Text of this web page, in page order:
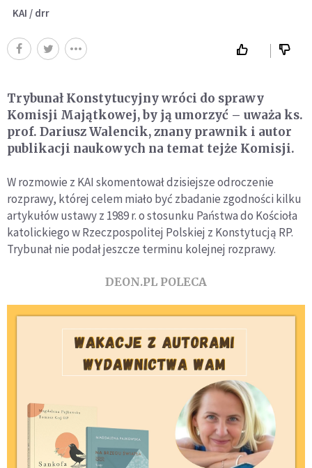
KAI / drr
Trybunał Konstytucyjny wróci do sprawy
Komisji Majątkowej, by ją umorzyć – uważa ks.
prof. Dariusz Walencik, znany prawnik i autor
publikacji naukowych na temat tejże Komisji.
W rozmowie z KAI skomentował dzisiejsze odroczenie
rozprawy, której celem miało być zbadanie zgodności kilku
artykułów ustawy z 1989 r. o stosunku Państwa do Kościoła
katolickiego w Rzeczpospolitej Polskiej z Konstytucją RP.
Trybunał nie podał jeszcze terminu kolejnej rozprawy.
DEON.PL POLECA